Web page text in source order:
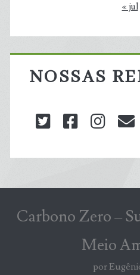
« jul
NOSSAS
twitterfacebook
Carbono Zero –
Meio
por